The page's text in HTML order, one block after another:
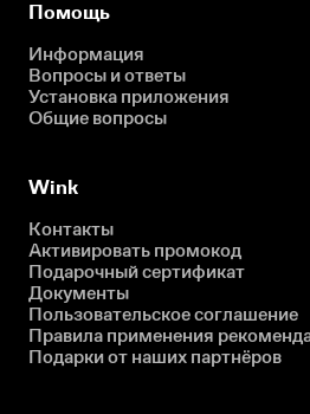
Помощь
Информация
Вопросы и ответы
Установка приложения
Общие вопросы
Wink
Контакты
Активировать промокод
Подарочный сертификат
Документы
Пользовательское соглашение
Правила применения
Подарки от наших партнёров